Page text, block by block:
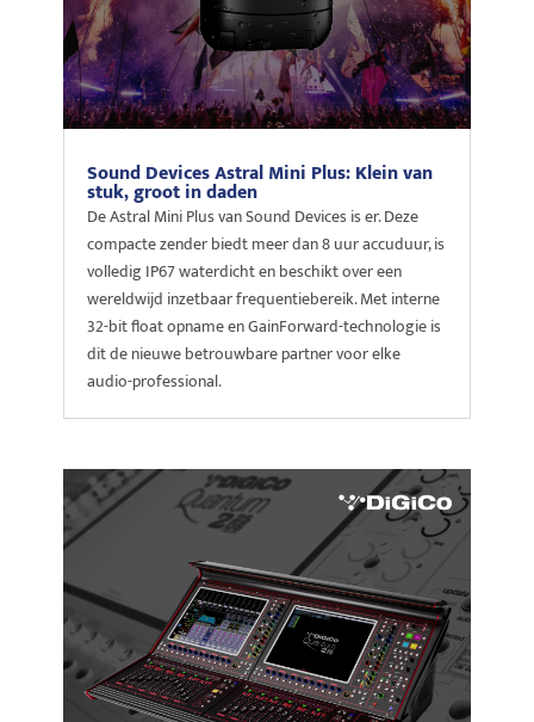
Sound Devices Astral Mini Plus: Klein van
stuk, groot in daden
De Astral Mini Plus van Sound Devices is er. Deze
compacte zender biedt meer dan 8 uur accuduur, is
volledig IP67 waterdicht en beschikt over een
wereldwijd inzetbaar frequentiebereik. Met interne
32-bit float opname en GainForward-technologie is
dit de nieuwe betrouwbare partner voor elke
audio-professional.